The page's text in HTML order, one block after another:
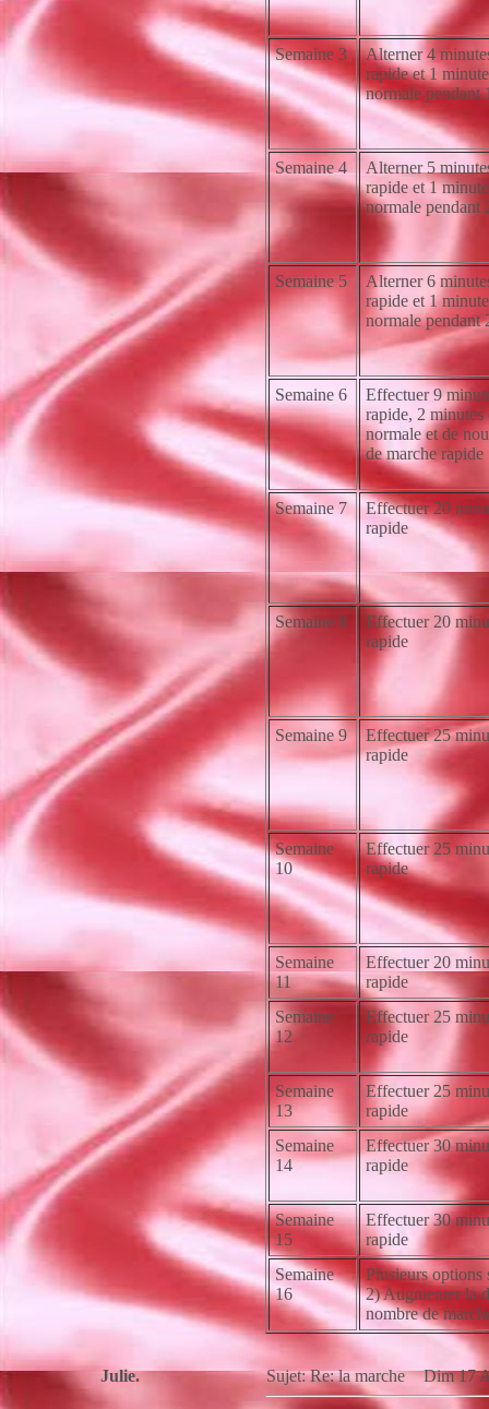
Semaine 3
Alterner 4
rapide et 1
normale pendant
Semaine 4
Alterner 5
rapide et 1
normale pendant
Semaine 5
Alterner 6
rapide et 1
normale pendant
Semaine 6
Effectuer 9
rapide, 2 minutes
normale et de
de marche rapide
Semaine 7
Effectuer 20
rapide
Semaine 8
Effectuer 20
rapide
Semaine 9
Effectuer 25
rapide
Semaine
10
Effectuer 25
rapide
Semaine
11
Effectuer 20
rapide
Semaine
12
Effectuer 25
rapide
Semaine
13
Effectuer 25
rapide
Semaine
14
Effectuer 30
rapide
Semaine
15
Effectuer 30
rapide
Semaine
16
Plusieurs options
2) Augmenter la
nombre de
Julie. Sujet: Re: la marcheDim 17